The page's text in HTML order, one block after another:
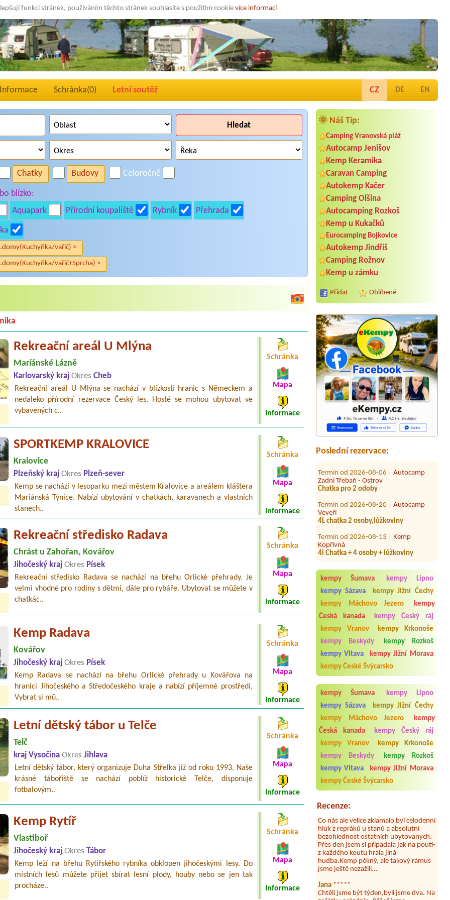
funkci stránek, používáním těchto stránek souhlasíte s použitím cookie více informací
Informace Schránka(0) Letní soutěž CZ DE EN
🌞 Náš Tip:
Camping Vranovská pláž
Autocamp Jenišov
Kemp Keramika
Caravan Camping
Autokemp Kačer
Camping Olšina
Autocamping Rozkoš
Kemp u Kukačků
Eurocamping Bojkovice
Autokemp Jindřiš
Camping Rožnov
Kemp u zámku
Přidat Oblíbené
Poslední rezervace:
Termín od 2026-08-14 |Autokemp
Kacanovy
1 místo pro stan 2 osoby bez přípojky
k elektřině1 místo pro stan 2 osoby
Termín od 2026-08-14 |Kemp
chatka, 8 lidi
Zadní Třebaň - Ostrov
Chatka pro 2 odoby
Veveří
4L chatka 2 osoby,lůžkoviny
Kopřivná
4l Chatka + 4 osoby + lůžkoviny
SÁZAVA
4L chatka včetně lůžkovin, sprchy a
Termín od 2026-08-03 |Autokemp
Bílina Kyselka
4L chatka
Termín od 2026-07-31 |Autokemp
Jezero
1 místo pro stan + auto000
Termín od 2026-07-31 |Kemp Na
stan, jedno kde; 1 parkovací místo (1
auto)
Termín od 2026-07-31 |
Camping
Paradijs
1 místo pro stan + 4 osoby2 místa + 5
kempy Šumava
kempy Lipno
kempy Sázava
kempy Jižní Čechy
kempy Máchovo Jezero
kempy
Česká kanada
kempy Český ráj
kempy Vranov
kempy Krkonoše
kempy Beskydy
kempy Rozkoš
kempy Vltava
kempy Jižní Morava
kempy České Švýcarsko
kempy Šumava
kempy Lipno
kempy Sázava
kempy Jižní Čechy
kempy Máchovo Jezero
kempy
Česká kanada
kempy Český ráj
kempy Vranov
kempy Krkonoše
kempy Beskydy
kempy Rozkoš
kempy Vltava
kempy Jižní Morava
kempy České Švýcarsko
Recenze:
Aneta Melicharová
Byli jsme zde v týdnu od 25.7. do 1.8.
2026. Kemp jako takový je pěkný. V
umývárně i na WC bylo vždy čisto,
doplněný papír i utěrky, což při
restaurace, kebab a další občerstvení.
hluk z repráků u stanů a absolutní
bezohlednost ostatních ubytovaných.
Přes den jsem si připadala jak na pouti-
z každého koutu hrála jiná
hudba.Kemp pěkný, ale takový rámus
jsme ještě nezažili...
Chtěli jsme být týden,byli jsme dva. Na
začátku prázdnin. Přijeli jsme
Hledat
Chatky Budovy Celoročně
blízko:
Aquapark Přírodní koupaliště Rybník Přehrada
vařič) >
vařič+Sprcha) >
Rekreační areál U Mlýna
Maríánské Lázně
Karlovarský krajOkres Cheb
Rekreační areál U Mlýna se nachází v blízkosti hranic s Německem a
nedaleko přírodní rezervace Český les. Hosté se mohou ubytovat ve
vybavených c..
Schránka
Mapa
Informace
SPORTKEMP KRALOVICE
Kralovice
Plzeňský krajOkres Plzeň-sever
Kemp se nachází v lesoparku mezi městem Kralovice a areálem kláštera
Mariánská Týnice. Nabízí ubytování v chatkách, karavanech a vlastních
stanech..
Schránka
Mapa
Informace
Rekreační středisko Radava
Chrást u Zahořan, Kovářov
Jihočeský krajOkres Písek
Rekreační středisko Radava se nachází na břehu Orlické přehrady. Je
velmi vhodné pro rodiny s dětmi, dále pro rybáře. Ubytovat se můžete v
chatkác..
Schránka
Mapa
Informace
Kemp Radava
Kovářov
Jihočeský krajOkres Písek
Kemp Radava se nachází na břehu Orlické přehrady u Kovářova na
hranici Jihočeského a Středočeského kraje a nabízí příjemné prostředí,
Vybrat si mů..
Schránka
Mapa
Informace
Letní dětský tábor u Telče
Telč
kraj VysočinaOkres Jihlava
Letní dětský tábor, který organizuje Duha Střelka již od roku 1993. Naše
krásné tábořiště se nachází poblíž historické Telče, disponuje
fotbalovým..
Schránka
Mapa
Informace
Kemp Rytíř
Vlastiboř
Jihočeský krajOkres
Tábor
Kemp leží na břehu Rytířského rybníka obklopen jihočeskými lesy. Do
místních lesů můžete přijet sbírat lesní plody, houby nebo se jen tak
procháze..
Schránka
Mapa
Informace